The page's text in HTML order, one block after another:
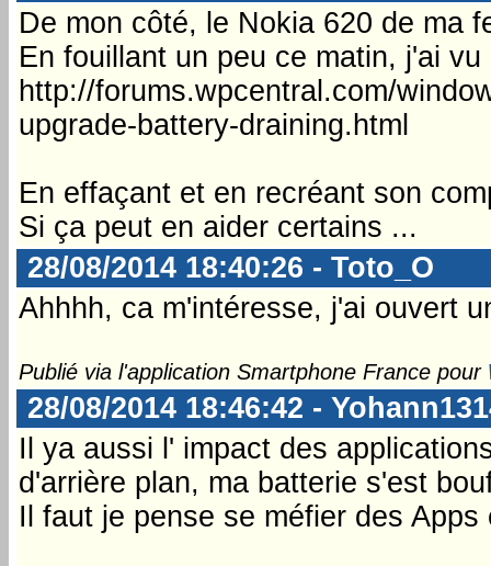
De mon côté, le Nokia 620 de ma
En fouillant un peu ce matin, j'ai
http://forums.wpcentral.com/
upgrade-battery-draining.html
En effaçant et en recréant son
Si ça peut en aider certains ...
28/08/2014 18:40:26 - Toto_O
Ahhhh, ca m'intéresse, j'ai ouvert
Publié via l'application Smartphone France pour
28/08/2014 18:46:42 -
Il ya aussi l' impact des
d'arrière plan, ma batterie s'est
Il faut je pense se méfier des